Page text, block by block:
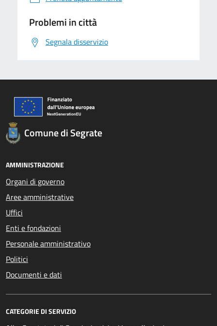
Problemi in città
Segnala disservizio
Comune di Segrate
AMMINISTRAZIONE
Organi di governo
Aree amministrative
Uffici
Enti e fondazioni
Personale amministrativo
Politici
Documenti e dati
CATEGORIE DI SERVIZIO